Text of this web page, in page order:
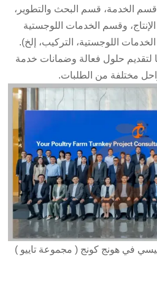
الخدمة، قسم البحث والتطوير،
وقسم الخدمات اللوجستية
اللوجستية، التركيب، إلخ).
لتقديم حلول فعالة وضمانات خدمة
مختلفة من الطلبات.
في هونج كونج ( مجموعة تاييو )